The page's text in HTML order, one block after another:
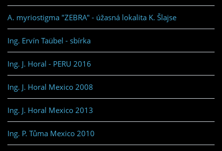
A. myriostigma "ZEBRA" - úžasná lokalita K. Šlajse
Ing. Ervín Taübel - sbírka
Ing. J. Horal - PERU 2016
Ing. J. Horal Mexico 2008
Ing. J. Horal Mexico 2013
Ing. P. Tůma Mexico 2010